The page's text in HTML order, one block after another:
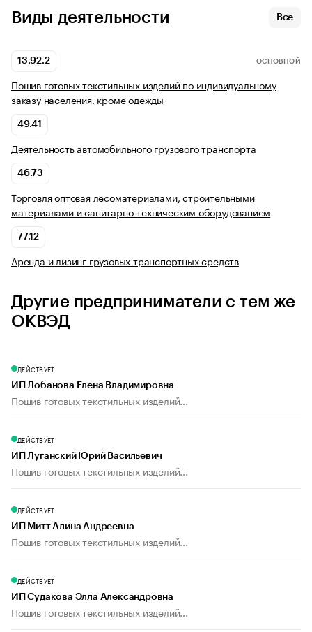
Виды деятельности Все
13.92.2 ОСНОВНОЙ
Пошив готовых текстильных изделий по индивидуальному
заказу населения, кроме одежды
49.41
Деятельность автомобильного грузового транспорта
46.73
Торговля оптовая лесоматериалами, строительными
материалами и санитарно-техническим оборудованием
77.12
Аренда и лизинг грузовых транспортных средств
Другие предприниматели с тем же
ОКВЭД
ДЕЙСТВУЕТ
ИП Лобанова Елена Владимировна
Пошив готовых текстильных изделий...
ДЕЙСТВУЕТ
ИП Луганский Юрий Васильевич
Пошив готовых текстильных изделий...
ДЕЙСТВУЕТ
ИП Митт Алина Андреевна
Пошив готовых текстильных изделий...
ДЕЙСТВУЕТ
ИП Судакова Элла Александровна
Пошив готовых текстильных изделий...